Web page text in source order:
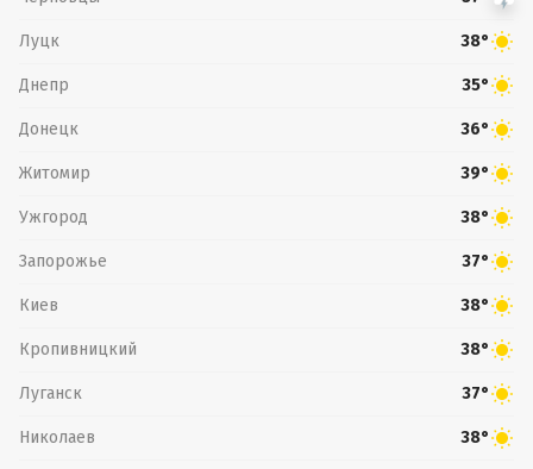
Луцк 38°
Днепр 35°
Донецк 36°
Житомир 39°
Ужгород 38°
Запорожье 37°
Киев 38°
Кропивницкий 38°
Луганск 37°
Николаев 38°